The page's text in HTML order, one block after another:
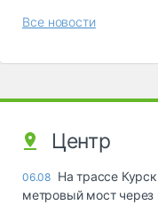
Все новости
Центр
06.08 На трассе
метровый мост через